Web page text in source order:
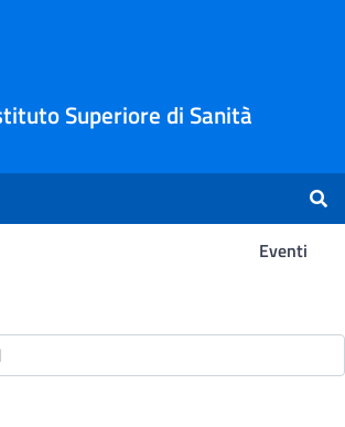
Superiore di Sanità
Eventi
Ricerca -